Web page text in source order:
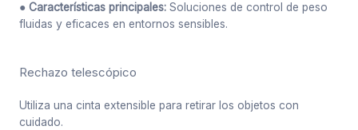
● Características principales: Soluciones de control de peso
fluidas y eficaces en entornos sensibles.
Rechazo telescópico
Utiliza una cinta extensible para retirar los objetos con
cuidado.